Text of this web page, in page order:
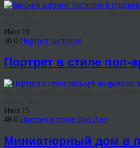
Июл 19
30 0 Портрет пастелью
Портрет в стиле поп-
Июл 15
48 0 Портрет в стиле Поп Арт
Миниатюрный дом в